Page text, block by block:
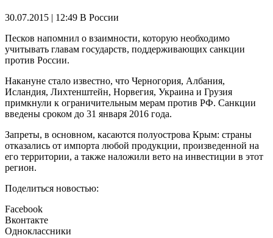
30.07.2015 | 12:49 В России
Песков напомнил о взаимности, которую необходимо
учитывать главам государств, поддерживающих санкции
против России.
Накануне стало известно, что Черногория, Албания,
Исландия, Лихтенштейн, Норвегия, Украина и Грузия
примкнули к ограничительным мерам против РФ. Санкции
введены сроком до 31 января 2016 года.
Запреты, в основном, касаются полуострова Крым: страны
отказались от импорта любой продукции, произведенной на
его территории, а также наложили вето на инвестиции в этот
регион.
Поделиться новостью:
Facebook
Вконтакте
Одноклассники